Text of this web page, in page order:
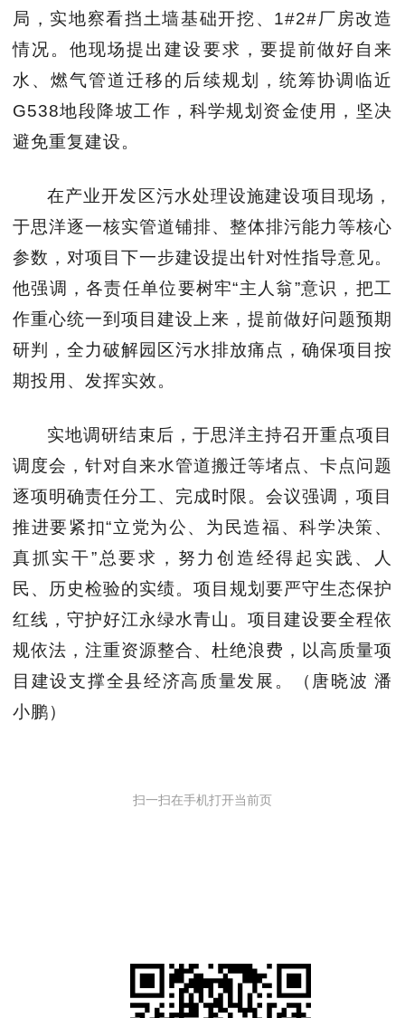
局，实地察看挡土墙基础开挖、 1#2#厂房改造
情况。他现场提出建设要求，要提前做好自来
水、燃气管道迁移的后续规划，统筹协调临近
G538地段降坡工作，科学规划资金使用，坚决
避免重复建设。
在产业开发区污水处理设施建设项目现场，
于思洋逐一核实管道铺排、整体排污能力等核心
参数，对项目下一步建设提出针对性指导意见。
他强调，各责任单位要树牢“主人翁”意识，把工
作重心统一到项目建设上来，提前做好问题预期
研判，全力破解园区污水排放痛点，确保项目按
期投用、发挥实效。
实地调研结束后，于思洋主持召开重点项目
调度会，针对自来水管道搬迁等堵点、卡点问题
逐项明确责任分工、完成时限。会议强调，项目
推进要紧扣“立党为公、为民造福、科学决策、
真抓实干”总要求，努力创造经得起实践、人
民、历史检验的实绩。项目规划要严守生态保护
红线，守护好江永绿水青山。项目建设要全程依
规依法，注重资源整合、杜绝浪费，以高质量项
目建设支撑全县经济高质量发展。
（唐晓波 潘
小鹏）
扫一扫在手机打开当前页